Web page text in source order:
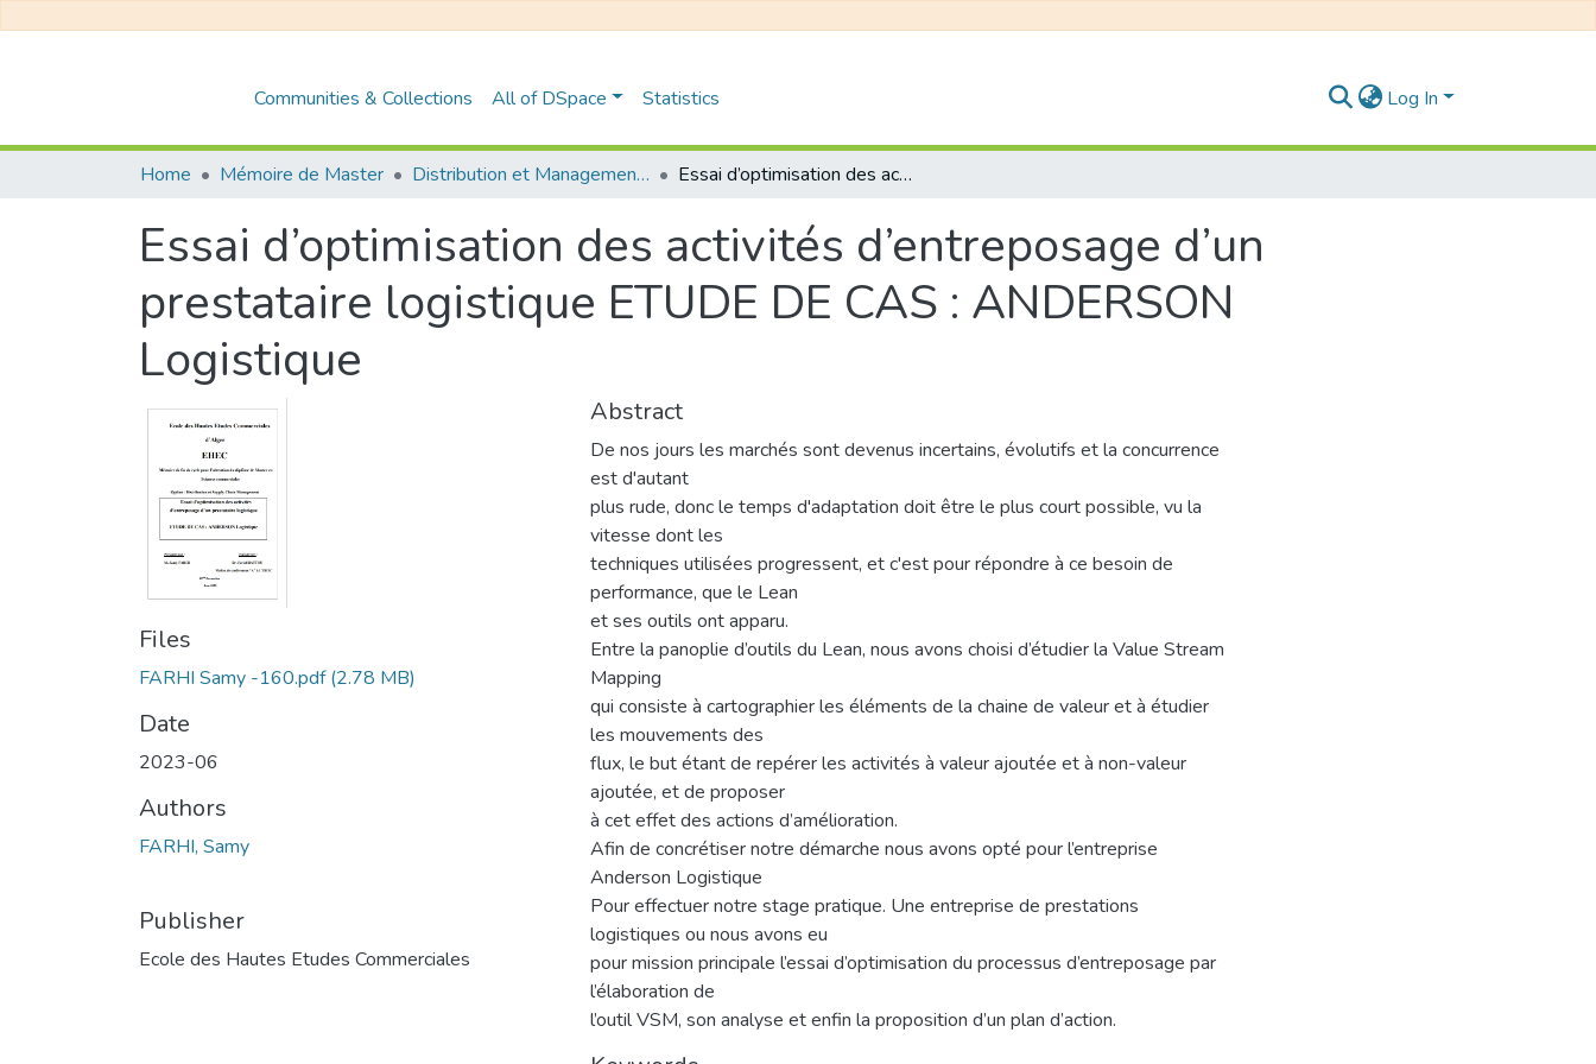
Communities & Collections All of DSpace Statistics Log In
Home Mémoire de Master Distribution et Management de la Chaîne Logistique Essai d’optimisation des activités d’entreposage d’un prestataire logistique ETUDE DE CAS : ANDERSON Logistique
Essai d’optimisation des activités d’entreposage d’un
prestataire logistique ETUDE DE CAS : ANDERSON
Logistique
Files
FARHI Samy -160.pdf(2.78 MB)
Date
2023-06
Authors
FARHI, Samy
Publisher
Ecole des Hautes Etudes Commerciales
Abstract
De nos jours les marchés sont devenus incertains, évolutifs et la concurrence
est d'autant
plus rude, donc le temps d'adaptation doit être le plus court possible, vu la
vitesse dont les
techniques utilisées progressent, et c'est pour répondre à ce besoin de
performance, que le Lean
et ses outils ont apparu.
Entre la panoplie d’outils du Lean, nous avons choisi d’étudier la Value Stream
Mapping
qui consiste à cartographier les éléments de la chaine de valeur et à étudier
les mouvements des
flux, le but étant de repérer les activités à valeur ajoutée et à non-valeur
ajoutée, et de proposer
à cet effet des actions d’amélioration.
Afin de concrétiser notre démarche nous avons opté pour l’entreprise
Anderson Logistique
Pour effectuer notre stage pratique. Une entreprise de prestations
logistiques ou nous avons eu
pour mission principale l’essai d’optimisation du processus d’entreposage par
l’élaboration de
l’outil VSM, son analyse et enfin la proposition d’un plan d’action.